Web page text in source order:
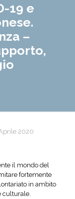
19 e
–
2020
il mondo del
fortemente
in ambito
culturale.